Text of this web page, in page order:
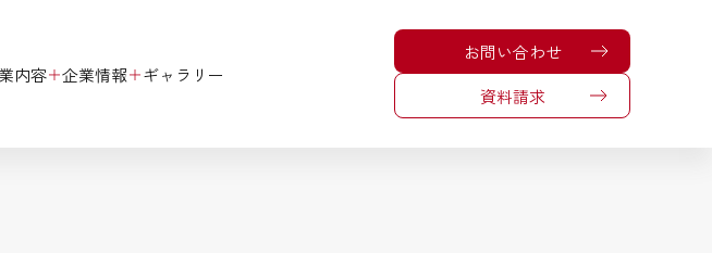
内容＋企業情報＋ギャラリー
お問い合わせ
資料請求